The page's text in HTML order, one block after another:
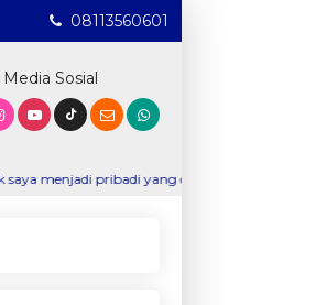
08113560601
Media Sosial
disiplin, percaya diri, dan mampu